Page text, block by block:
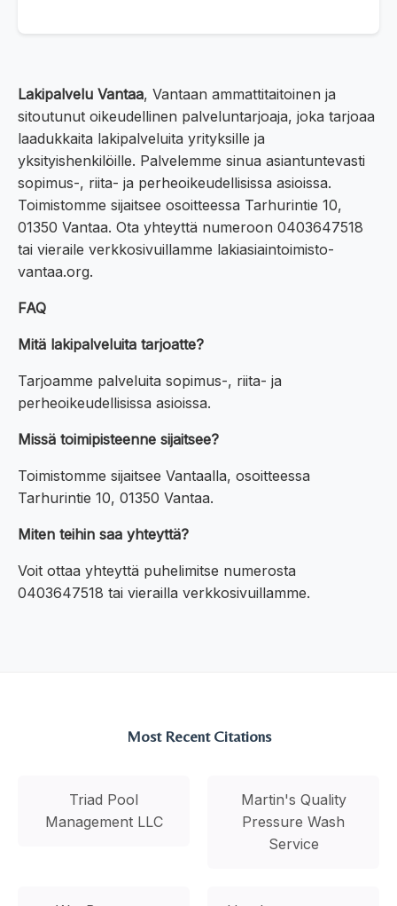
Lakipalvelu Vantaa, Vantaan ammattitaitoinen ja
sitoutunut oikeudellinen palveluntarjoaja, joka tarjoaa
laadukkaita lakipalveluita yrityksille ja
yksityishenkilöille. Palvelemme sinua asiantuntevasti
sopimus-, riita- ja perheoikeudellisissa asioissa.
Toimistomme sijaitsee osoitteessa Tarhurintie 10,
01350 Vantaa. Ota yhteyttä numeroon 0403647518
tai vieraile verkkosivuillamme lakiasiaintoimisto-
vantaa.org.
FAQ
Mitä lakipalveluita tarjoatte?
Tarjoamme palveluita sopimus-, riita- ja
perheoikeudellisissa asioissa.
Missä toimipisteenne sijaitsee?
Toimistomme sijaitsee Vantaalla, osoitteessa
Tarhurintie 10, 01350 Vantaa.
Miten teihin saa yhteyttä?
Voit ottaa yhteyttä puhelimitse numerosta
0403647518 tai vierailla verkkosivuillamme.
Most Recent Citations
Triad Pool
Management LLC
Martin's Quality
Pressure Wash
Service